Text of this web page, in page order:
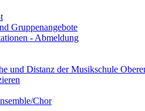
Gruppenangebote
- Abmeldung
und Distanz der Musikschule
Chor